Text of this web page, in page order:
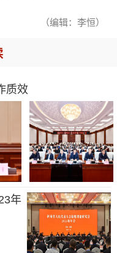
（编辑：李恒）
质效
年